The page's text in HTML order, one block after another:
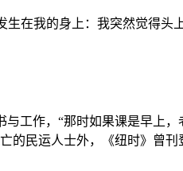
在我的身上：我突然觉得头
工作，“那时如果课是早上
的民运人士外，《纽时》曾